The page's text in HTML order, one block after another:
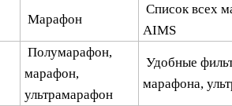
Марафон
Список всех
AIMS
Полумарафон,
марафон,
ультрамарафон
Удобные
марафона,